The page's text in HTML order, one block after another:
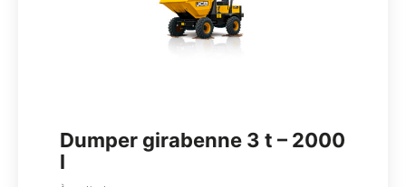
Dumper girabenne 3 t – 2000
l